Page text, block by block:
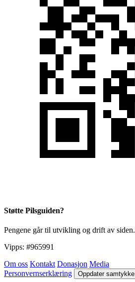
Støtte Pilsguiden?
Pengene går til utvikling og drift av siden.
Vipps: #965991
Om oss Kontakt Donasjon Media
Personvernserklæring
Oppdater samtykke